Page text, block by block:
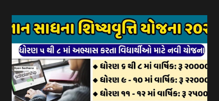
પોર્ટલ પર અરજીઓ સ્વીકૃત કરવામાં આવશે. મુખ્યમંત્રી ગૌમાતા પોષણ
યોજના ૨૦૨૪ની સહાય: આ યોજના હેઠળ સંસ્થાઓ ખાતે રાખવામાં
આવતા પશુ દીઠ પ્રતિ દિન રૂ. ૩૦/- લેખે સહાય આપવામાં આવશે.
કોઈપણ સંસ્થાને વધુમાં વધુ ૩૦૦૦ પશુઓની સંખ્યાની મર્યાદામાં જ
સહાય મળવાપાત્ર થશે. આ સહાય ફક્ત ગાય અને ભેંસ વર્ગના પશુઓ
માટે જ આપવામાં આવશે અને તેના સિવાય બીજા કોઈપણ વર્ગના પશુઓ